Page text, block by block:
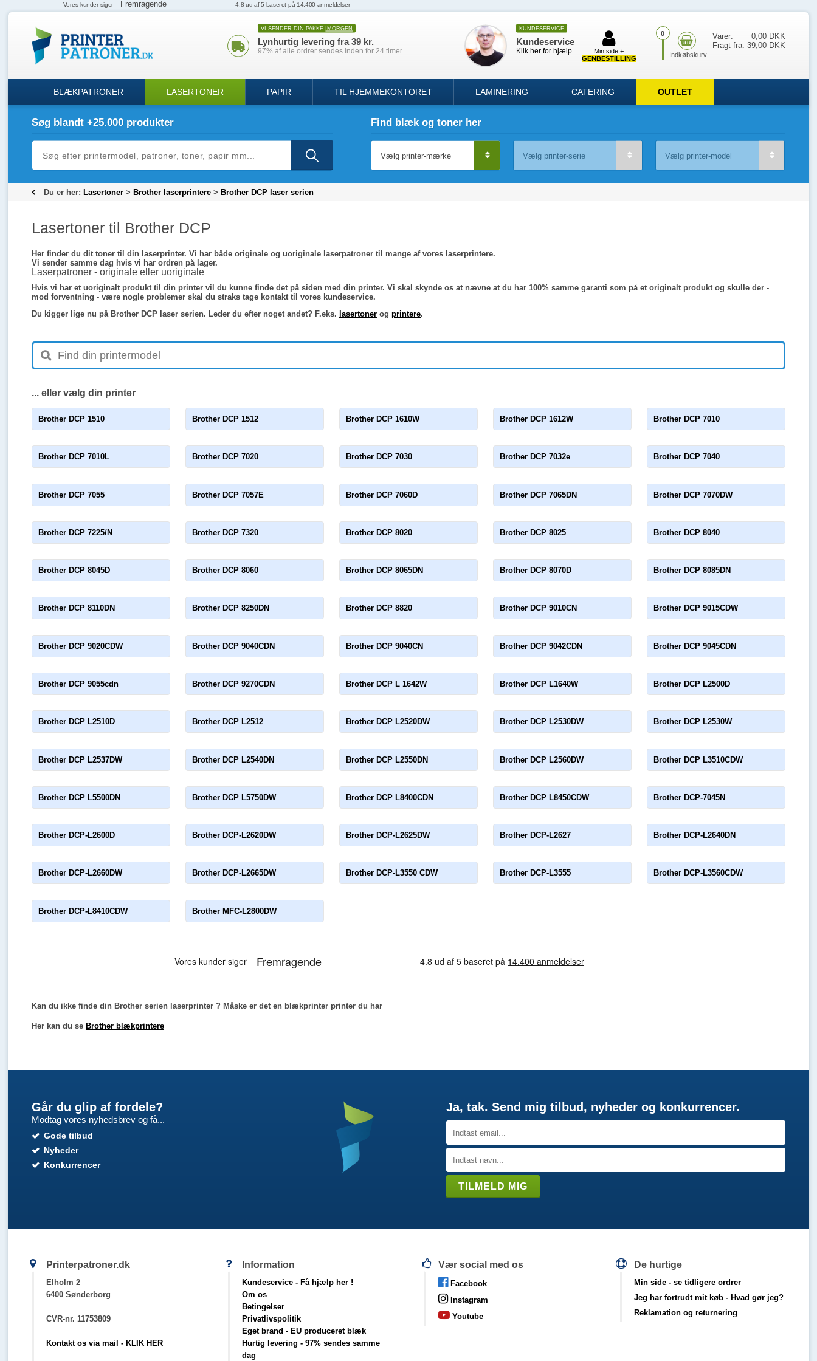
0 Varer:
0,00 DKK
Fragt fra: 39,00 DKK
VI SENDER DIN PAKKE IMORGEN
Lynhurtig levering fra 39 kr.
97% af alle ordrer sendes inden for 24 timer
KUNDESERVICE
Kundeservice
Klik her for hjælp
Min side +
GENBESTILLING
BLÆKPATRONER LASERTONER PAPIR TIL HJEMMEKONTORET LAMINERING CATERING OUTLET
Søg blandt +25.000 produkter Find blæk og toner her
Du er her: Lasertoner> Brother laserprintere> Brother DCP laser serien
Lasertoner til Brother DCP
Her finder du dit toner til din laserprinter. Vi har både originale og uoriginale laserpatroner til mange af vores laserprintere.
Vi sender samme dag hvis vi har ordren på lager.
Laserpatroner - originale eller uoriginale
Hvis vi har et uoriginalt produkt til din printer vil du kunne finde det på siden med din printer. Vi skal skynde os at nævne at du har 100% samme garanti som på et originalt produkt og skulle der -
mod forventning - være nogle problemer skal du straks tage kontakt til vores kundeservice.
Du kigger lige nu på Brother DCP laser serien. Leder du efter noget andet? F.eks. lasertonerog printere.
... eller vælg din printer
Brother DCP 1510 Brother DCP 1512 Brother DCP 1610W Brother DCP 1612W Brother DCP 7010
Brother DCP 7010L Brother DCP 7020 Brother DCP 7030 Brother DCP 7032e Brother DCP 7040
Brother DCP 7055 Brother DCP 7057E Brother DCP 7060D Brother DCP 7065DN Brother DCP 7070DW
Brother DCP 7225/N Brother DCP 7320 Brother DCP 8020 Brother DCP 8025 Brother DCP 8040
Brother DCP 8045D Brother DCP 8060 Brother DCP 8065DN Brother DCP 8070D Brother DCP 8085DN
Brother DCP 8110DN Brother DCP 8250DN Brother DCP 8820 Brother DCP 9010CN Brother DCP 9015CDW
Brother DCP 9020CDW Brother DCP 9040CDN Brother DCP 9040CN Brother DCP 9042CDN Brother DCP 9045CDN
Brother DCP 9055cdn Brother DCP 9270CDN Brother DCP L 1642W Brother DCP L1640W Brother DCP L2500D
Brother DCP L2510D Brother DCP L2512 Brother DCP L2520DW Brother DCP L2530DW Brother DCP L2530W
Brother DCP L2537DW Brother DCP L2540DN Brother DCP L2550DN Brother DCP L2560DW Brother DCP L3510CDW
Brother DCP L5500DN Brother DCP L5750DW Brother DCP L8400CDN Brother DCP L8450CDW Brother DCP-7045N
Brother DCP-L2600D Brother DCP-L2620DW Brother DCP-L2625DW Brother DCP-L2627 Brother DCP-L2640DN
Brother DCP-L2660DW Brother DCP-L2665DW Brother DCP-L3550 CDW Brother DCP-L3555 Brother DCP-L3560CDW
Brother DCP-L8410CDW Brother MFC-L2800DW
Kan du ikke finde din Brother serien laserprinter ? Måske er det en blækprinter printer du har
Her kan du se Brother blækprintere
Går du glip af fordele?
Modtag vores nyhedsbrev og få...
Gode tilbud
Nyheder
Konkurrencer
Ja, tak. Send mig tilbud, nyheder og konkurrencer.
Printerpatroner.dk
Elholm 2
6400 Sønderborg
CVR-nr. 11753809
Kontakt os via mail - KLIK HER
Information
Kundeservice - Få hjælp her !
Om os
Betingelser
Privatlivspolitik
Eget brand - EU produceret blæk
Hurtig levering - 97% sendes samme
dag
Vær social med os
Facebook
Instagram
Youtube
De hurtige
Min side - se tidligere ordrer
Jeg har fortrudt mit køb - Hvad gør jeg?
Reklamation og returnering